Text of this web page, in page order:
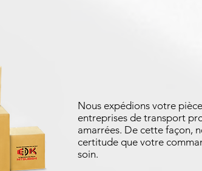
Nous expédions votre
entreprises de transport
amarrées. De cette façon,
certitude que votre
soin.